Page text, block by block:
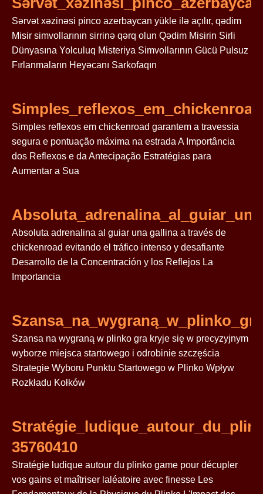
Sərvət xəzinəsi pinco azerbaycan yükle ilə açılır, qədim
Misir simvollarının sirrinə qərq olun Qədim Misirin Sirli
Dünyasına Yolculuq Misteriya Simvollarının Gücü Pulsuz
Fırlanmaların Heyəcanı Sarkofaqın
Simples reflexos em chickenroad garantem a travessia
segura e pontuação máxima na estrada A Importância
dos Reflexos e da Antecipação Estratégias para
Aumentar a Sua
Absoluta adrenalina al guiar una gallina a través de
chickenroad evitando el tráfico intenso y desafiante
Desarrollo de la Concentración y los Reflejos La
Importancia
Szansa na wygraną w plinko gra kryje się w precyzyjnym
wyborze miejsca startowego i odrobinie szczęścia
Strategie Wyboru Punktu Startowego w Plinko Wpływ
Rozkładu Kołków
35760410
Stratégie ludique autour du plinko game pour décupler
vos gains et maîtriser laléatoire avec finesse Les